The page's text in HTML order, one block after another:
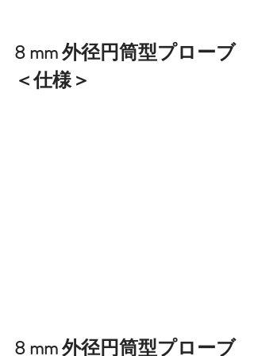
8 mm 外径円筒型プローブ
＜仕様＞
8 mm 外径円筒型プローブ